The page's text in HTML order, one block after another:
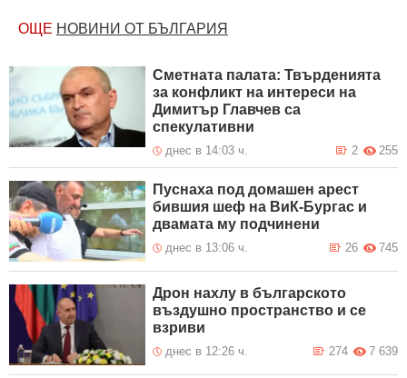
ОЩЕ НОВИНИ ОТ БЪЛГАРИЯ
Сметната палата: Твърденията
за конфликт на интереси на
Димитър Главчев са
спекулативни
днес в 14:03 ч. 255
2
Пуснаха под домашен арест
бившия шеф на ВиК-Бургас и
двамата му подчинени
днес в 13:06 ч. 745
26
Дрон нахлу в българското
въздушно пространство и се
взриви
днес в 12:26 ч. 7 639
274